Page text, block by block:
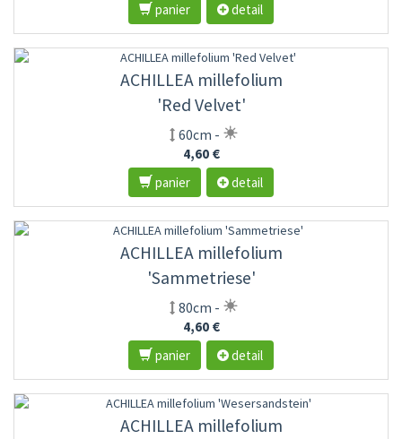
panier
detail
ACHILLEA millefolium
'Red Velvet'
60cm -
4,60 €
panier
detail
ACHILLEA millefolium
'Sammetriese'
80cm -
4,60 €
panier
detail
ACHILLEA millefolium